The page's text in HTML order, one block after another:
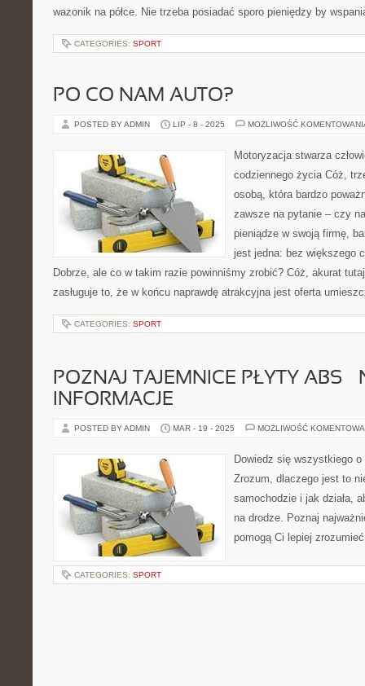
wazonik na półce. Nie trzeba posiadać sporo pieniędzy by
CATEGORIES: SPORT
PO CO NAM AUTO?
POSTED BY ADMIN LIP - 8 - 2025 MOŻLIWOŚĆ
Motoryzacja stwarza
codziennego życia Cóż,
osobą, która bardzo
zawsze na pytanie – czy
pieniądze w swoją firmę,
jest jedna: bez większego
Dobrze, ale co w takim razie powinniśmy zrobić? Cóż, akurat
zasługuje to, że w końcu naprawdę atrakcyjna jest oferta
CATEGORIES: SPORT
POZNAJ TAJEMNICE PŁYTY ABS –
INFORMACJE
POSTED BY ADMIN MAR - 19 - 2025 MOŻLIWOŚĆ
Dowiedz się wszystkiego
Zrozum, dlaczego jest to
samochodzie i jak działa,
na drodze. Poznaj
pomogą Ci lepiej
CATEGORIES: SPORT